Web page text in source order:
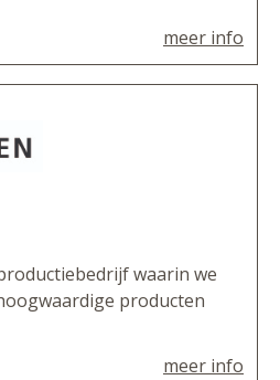
meer info
waarin we
producten
meer info